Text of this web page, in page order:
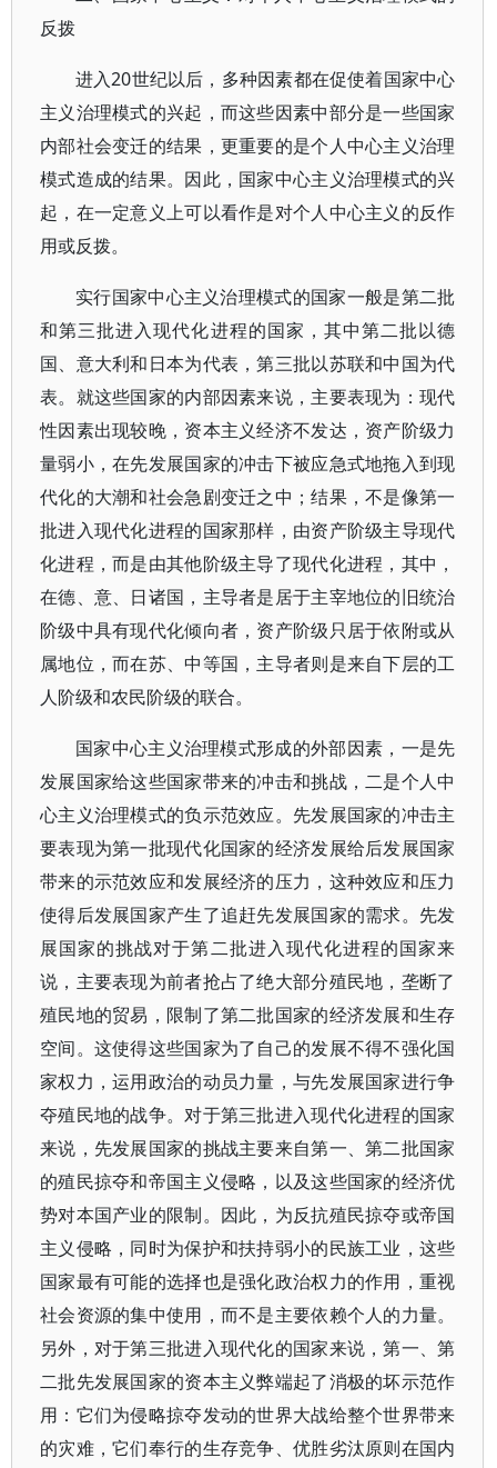
反拨
进入20世纪以后，多种因素都在促使着国家中心
主义治理模式的兴起，而这些因素中部分是一些国家
内部社会变迁的结果，更重要的是个人中心主义治理
模式造成的结果。因此，国家中心主义治理模式的兴
起，在一定意义上可以看作是对个人中心主义的反作
用或反拨。
实行国家中心主义治理模式的国家一般是第二批
和第三批进入现代化进程的国家，其中第二批以德
国、意大利和日本为代表，第三批以苏联和中国为代
表。就这些国家的内部因素来说，主要表现为：现代
性因素出现较晚，资本主义经济不发达，资产阶级力
量弱小，在先发展国家的冲击下被应急式地拖入到现
代化的大潮和社会急剧变迁之中；结果，不是像第一
批进入现代化进程的国家那样，由资产阶级主导现代
化进程，而是由其他阶级主导了现代化进程，其中，
在德、意、日诸国，主导者是居于主宰地位的旧统治
阶级中具有现代化倾向者，资产阶级只居于依附或从
属地位，而在苏、中等国，主导者则是来自下层的工
人阶级和农民阶级的联合。
国家中心主义治理模式形成的外部因素，一是先
发展国家给这些国家带来的冲击和挑战，二是个人中
心主义治理模式的负示范效应。先发展国家的冲击主
要表现为第一批现代化国家的经济发展给后发展国家
带来的示范效应和发展经济的压力，这种效应和压力
使得后发展国家产生了追赶先发展国家的需求。先发
展国家的挑战对于第二批进入现代化进程的国家来
说，主要表现为前者抢占了绝大部分殖民地，垄断了
殖民地的贸易，限制了第二批国家的经济发展和生存
空间。这使得这些国家为了自己的发展不得不强化国
家权力，运用政治的动员力量，与先发展国家进行争
夺殖民地的战争。对于第三批进入现代化进程的国家
来说，先发展国家的挑战主要来自第一、第二批国家
的殖民掠夺和帝国主义侵略，以及这些国家的经济优
势对本国产业的限制。因此，为反抗殖民掠夺或帝国
主义侵略，同时为保护和扶持弱小的民族工业，这些
国家最有可能的选择也是强化政治权力的作用，重视
社会资源的集中使用，而不是主要依赖个人的力量。
另外，对于第三批进入现代化的国家来说，第一、第
二批先发展国家的资本主义弊端起了消极的坏示范作
用：它们为侵略掠夺发动的世界大战给整个世界带来
的灾难，它们奉行的生存竞争、优胜劣汰原则在国内